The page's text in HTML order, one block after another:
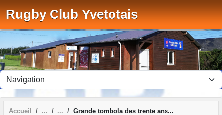
Rugby Club Yvetotais
Accueil Grande tombola des trente ans...